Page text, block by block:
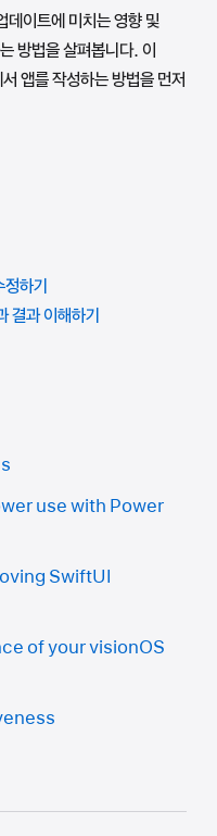
데이트에 미치는 영향 및
방법을 살펴봅니다. 이
앱를 작성하는 방법을 먼저
하기
과 이해하기
use with Power
SwiftUI
of your visionOS